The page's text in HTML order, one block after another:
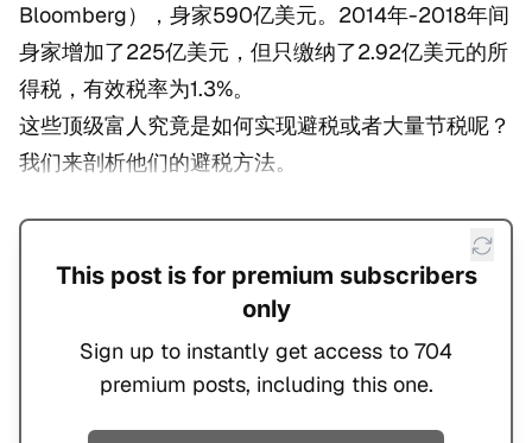
Bloomberg），身家590亿美元。2014年-2018年间
身家增加了225亿美元，但只缴纳了2.92亿美元的所
得税，有效税率为1.3%。
这些顶级富人究竟是如何实现避税或者大量节税呢？
我们来剖析他们的避税方法。
This post is for premium subscribers
only
Sign up to instantly get access to 704
premium posts, including this one.